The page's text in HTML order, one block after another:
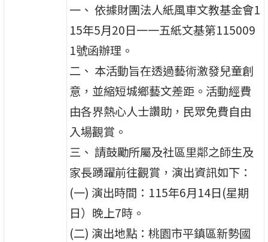
一、 依據財團法人紙風車文教基金會1
15年5月20日一一五紙文基第115009
1號函辦理。
二、 本活動旨在透過藝術激發兒童創
意，並縮短城鄉藝文差距。活動經費
由各界熱心人士讚助，民眾免費自由
入場觀賞。
三、 請鼓勵所屬及社區里鄰之師生及
家長踴躍前往觀賞，演出資訊如下：
(一) 演出時間：115年6月14日(星期
日）晚上7時。
(二) 演出地點：桃園市平鎮區新勢國